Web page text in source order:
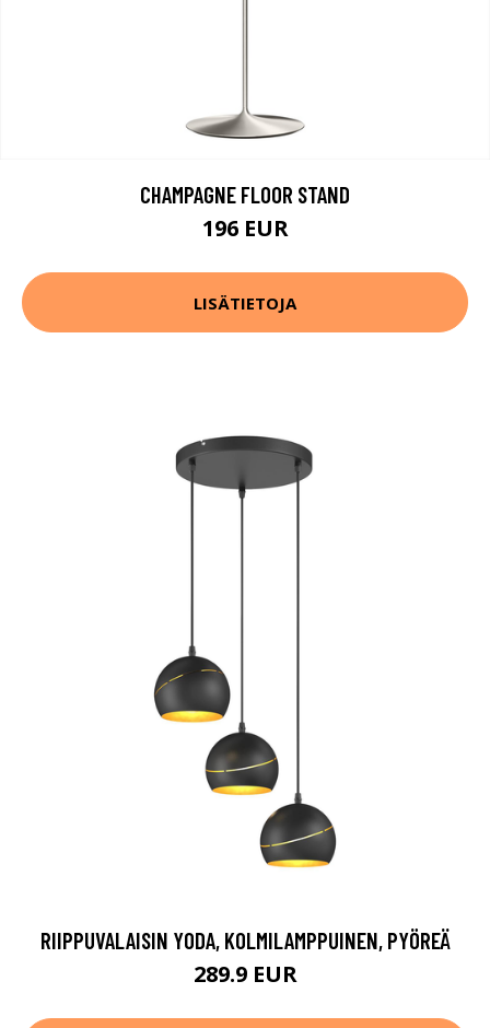
CHAMPAGNE FLOOR STAND
196 EUR
LISÄTIETOJA
RIIPPUVALAISIN YODA, KOLMILAMPPUINEN, PYÖREÄ
289.9 EUR